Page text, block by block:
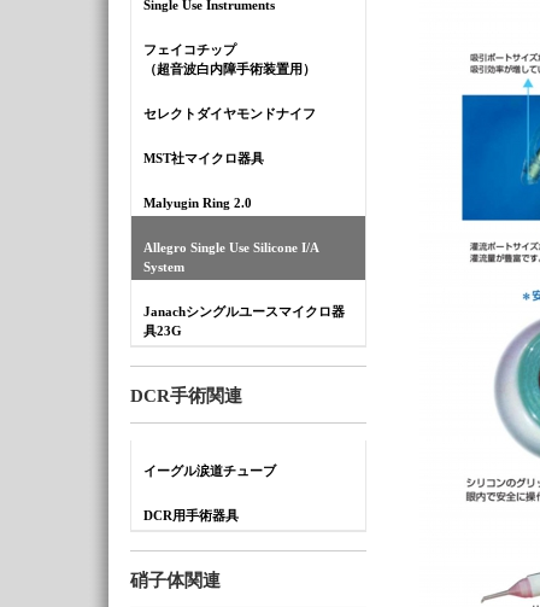
Single Use Instruments
フェイコチップ
（超音波白内障手術装置用）
セレクトダイヤモンドナイフ
MST社マイクロ器具
Malyugin Ring 2.0
Allegro Single Use Silicone I/A
System
Janachシングルユースマイクロ器
具23G
DCR手術関連
イーグル涙道チューブ
DCR用手術器具
硝子体関連